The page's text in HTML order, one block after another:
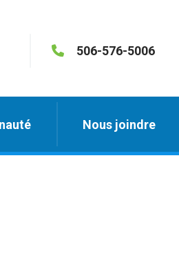
506-576-5006
Nous joindre